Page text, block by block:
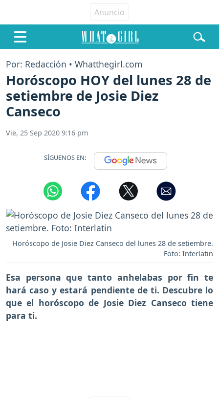
Por: Redacción • Whatthegirl.com
Horóscopo HOY del lunes 28 de
setiembre de Josie Diez
Canseco
Vie, 25 Sep 2020 9:16 pm
SÍGUENOS EN:
Horóscopo de Josie Diez Canseco del lunes 28 de setiembre.
Foto: Interlatin
Esa persona que tanto anhelabas por fin te
hará caso y estará pendiente de ti. Descubre lo
que el horóscopo de Josie Diez Canseco tiene
para ti.